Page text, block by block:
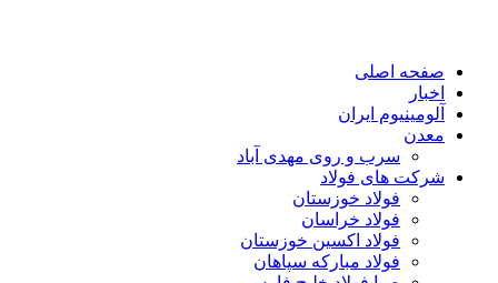
صفحه اصلی
اخبار
آلومینیوم ایران
معدن
سرب و روی مهدی آباد
شرکت های فولاد
فولاد خوزستان
فولاد خراسان
فولاد اکسین خوزستان
فولاد مبارکه سپاهان